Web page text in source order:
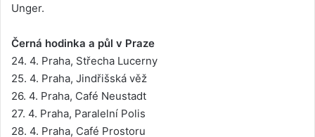
Unger.
Černá hodinka a půl v Praze
24. 4. Praha, Střecha Lucerny
25. 4. Praha, Jindřišská věž
26. 4. Praha, Café Neustadt
27. 4. Praha, Paralelní Polis
28. 4. Praha, Café Prostoru